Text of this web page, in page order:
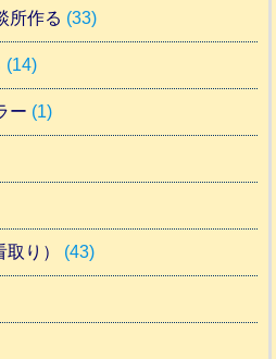
所作る (33)
(14)
ー (1)
り） (43)